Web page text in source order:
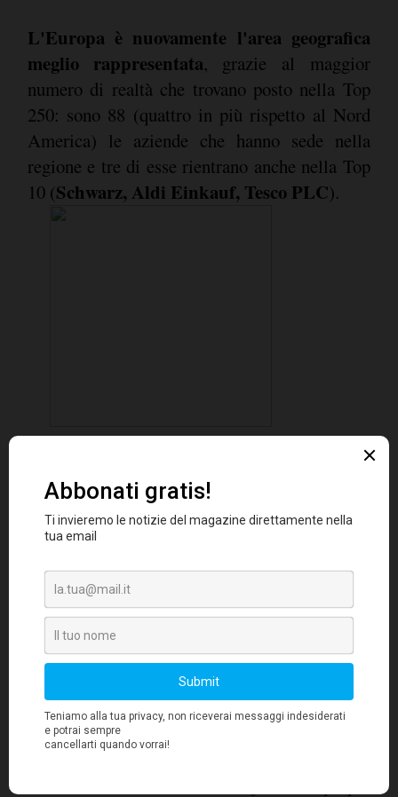
L'Europa è nuovamente l'area geografica
meglio rappresentata, grazie al maggior
numero di realtà che trovano posto nella Top
250: sono 88 (quattro in più rispetto al Nord
America) le aziende che hanno sede nella
regione e tre di esse rientrano anche nella Top
10 (Schwarz, Aldi Einkauf, Tesco PLC).
Le aziende europee contribuiscono al 34,4%
delle revenue complessive della top 250, e i
paesi più rappresentati sonoGermania (19
aziende), Regno Unito (14) e Francia (12)
La spinta globale caratterizza le aziende
europee, che operano in media in 18,3 Paesi